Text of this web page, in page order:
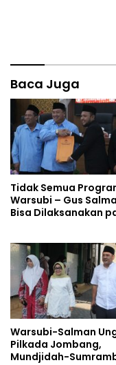
Baca Juga
Tidak Semua
Warsubi – Gus
Bisa Dilaksanakan
Warsubi-Salman
Pilkada Jombang,
Mundjidah-